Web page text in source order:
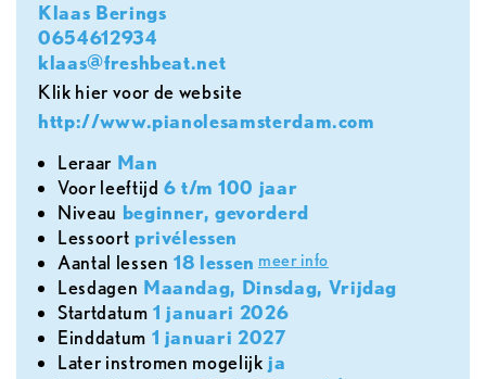
Klaas Berings
0654612934
klaas@freshbeat.net
Klik hier voor de website
http://www.pianolesamsterdam.com
leraarMan
voor leeftijd 6 t/m 100 jaar
Niveau beginner, gevorderd
lessoort privélessen
aantal lessen 18 lessen meer info
lesdagen Maandag, Dinsdag, Vrijdag
Startdatum 1 januari 2026
Einddatum 1 januari 2027
later instromen mogelijk ja